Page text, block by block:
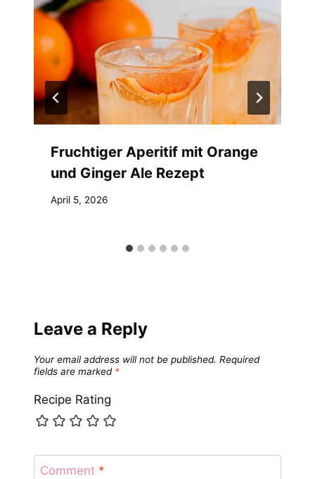
Fruchtiger Aperitif mit Orange
und Ginger Ale Rezept
April 5, 2026
Leave a Reply
Your email address will not be published. Required
fields are marked *
Recipe Rating
Comment *